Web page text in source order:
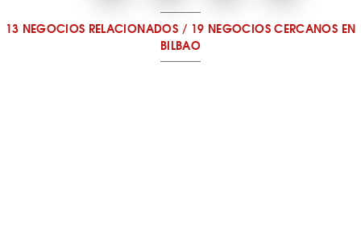
13 NEGOCIOS RELACIONADOS/ 19 NEGOCIOS CERCANOS EN
BILBAO